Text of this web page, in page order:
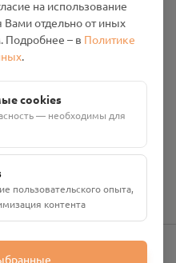
«Смоленский
область, р-н
д. 26А, пом. 18
в АО "АЛЬФА-БАНК"
на использование
Вами отдельно от иных
Подробнее – в Политике
.
cookies
— необходимы для
пользовательского опыта,
контента